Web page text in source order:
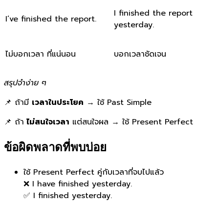
I’ve finished the report.
I finished the report
yesterday.
ไม่บอกเวลา ที่แน่นอน บอกเวลาชัดเจน
สรุปจำง่าย ๆ
📌 ถ้ามี เวลาในประโยค → ใช้ Past Simple
📌 ถ้า ไม่สนใจเวลา แต่สนใจผล → ใช้ Present Perfect
ข้อผิดพลาดที่พบบ่อย
ใช้ Present Perfect คู่กับเวลาที่จบไปแล้ว
❌ I have finished yesterday.
✅ I finished yesterday.